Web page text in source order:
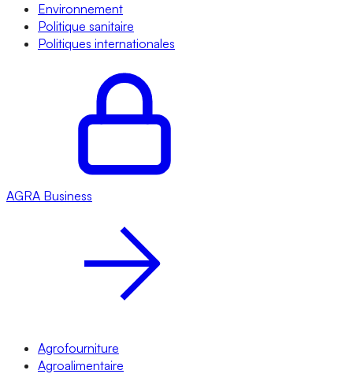
Environnement
Politique sanitaire
Politiques internationales
AGRA Business
Agrofourniture
Agroalimentaire